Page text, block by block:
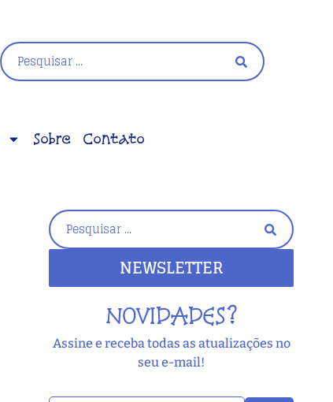
Sobre Contato
NEWSLETTER
NOVIDADES?
Assine e receba todas as atualizações no
seu e-mail!